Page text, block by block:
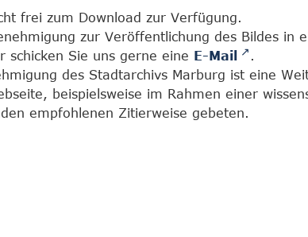
frei zum Download zur Verfügung.
zur Veröffentlichung des Bildes in
schicken Sie uns gerne eine E-Mail
.
des Stadtarchivs Marburg ist eine
beispielsweise im Rahmen einer
empfohlenen Zitierweise gebeten.